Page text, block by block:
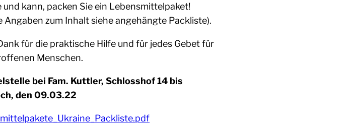
und kann, packen Sie ein Lebensmittelpaket!
Angaben zum Inhalt siehe angehängte Packliste).
für die praktische Hilfe und für jedes Gebet für
Menschen.
bei Fam. Kuttler, Schlosshof 14 bis
den 09.03.22